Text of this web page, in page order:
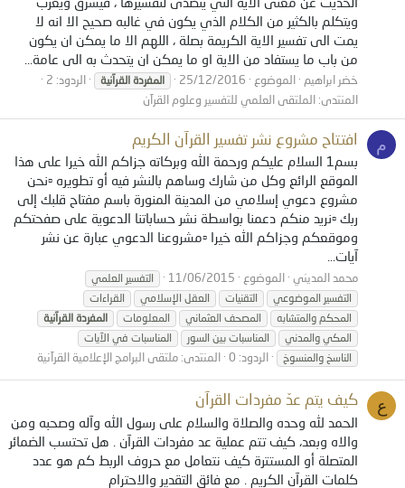
ويتكلم بالكثير من الكلام الذي يكون في غالبه صحيح الا انه لا
يمت الى تفسير الاية الكريمة بصلة ، اللهم الا ما يمكن ان يكون
من باب ما يستفاد من الاية او ما يمكن ان يتحدث به الى عامة...
خضر ابراهيم الموضوع 25/12/2016 المفردة القرآنية
الردود: 2
المنتدى: الملتقى العلمي للتفسير وعلوم القرآن
م افتتاح مشروع نشر تفسير القرآن الكريم
بسم1 السلام عليكم ورحمة الله وبركاته جزاكم الله خيرا على هذا
الموقع الرائع وكل من شارك وساهم بالنشر فيه أو تطويره ▫نحن
مشروع دعوي إسلامي من المدينة المنورة باسم مفتاح قلبك إلى
ربك ▫نريد منكم دعمنا بواسطة نشر حساباتنا الدعوية على صفحتكم
وموقعكم وجزاكم الله خيرا ▫مشروعنا الدعوي عبارة عن نشر
آيات...
محمد المديني الموضوع 11/06/2015
التفسير العلمي
التفسير الموضوعي
التقنيات العقل الإسلامي
القراءات
المحكم والمتشابه
المصحف العثماني المعلومات المفردة القرآنية
المكي والمدني
المناسبات بين السور
المناسبات في الآيات
الناسخ والمنسوخ
الردود: 0 المنتدى: ملتقى البرامج الإعلامية القرآنية
ع كيف يتم عدّ مفردات القرآن
الحمد لله وحده والصلاة والسلام على رسول الله وآله وصحبه ومن
والاه وبعد، كيف تتم عملية عد مفردات القرآن . هل تحتسب الضمائر
المتصلة أو المستترة كيف نتعامل مع حروف الربط كم هو عدد
كلمات القرآن الكريم . مع فائق التقدير والاحترام